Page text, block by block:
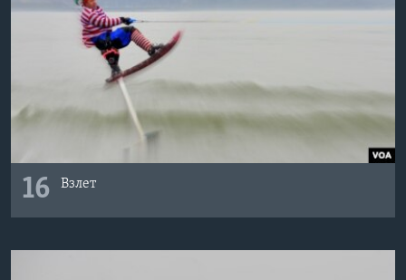
16 Взлет